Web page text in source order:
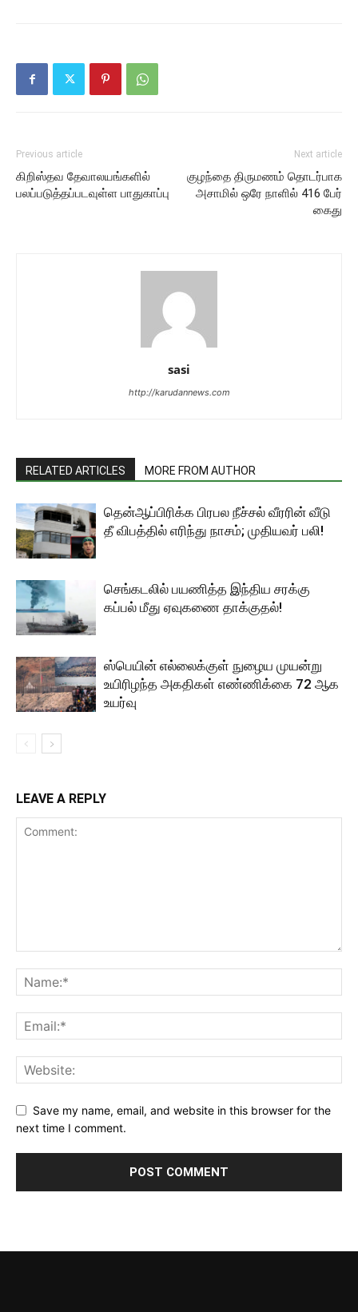
Previous article
கிறிஸ்தவ தேவாலயங்களில்
பலப்படுத்தப்படவுள்ள பாதுகாப்பு
Next article
குழந்தை திருமணம் தொடர்பாக
அசாமில் ஒரே நாளில் 416 பேர்
கைது
sasi
http://karudannews.com
RELATED ARTICLES MORE FROM AUTHOR
தென்ஆப்பிரிக்க பிரபல நீச்சல் வீரரின் வீடு
தீ விபத்தில் எரிந்து நாசம்; முதியவர் பலி!
செங்கடலில் பயணித்த இந்திய சரக்கு
கப்பல் மீது ஏவுகணை தாக்குதல்!
ஸ்பெயின் எல்லைக்குள் நுழைய முயன்று
உயிரிழந்த அகதிகள் எண்ணிக்கை 72 ஆக
உயர்வு
LEAVE A REPLY
Save my name, email, and website in this browser for the
next time I comment.